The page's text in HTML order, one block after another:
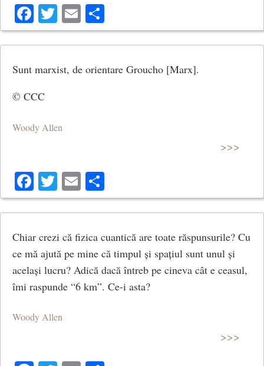
Facebook
Twitter
Email
Sunt marxist, de orientare Groucho [Marx].
© CCC
Woody Allen
>>>
Facebook
Twitter
Email
Chiar crezi că fizica cuantică are toate răspunsurile? Cu
ce mă ajută pe mine că timpul și spațiul sunt unul și
același lucru? Adică dacă întreb pe cineva cât e ceasul,
îmi raspunde “6 km”. Ce-i asta?
Woody Allen
>>>